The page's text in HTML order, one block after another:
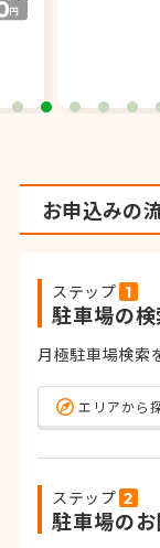
お申込みの
ステップ
駐車場の検
月極駐車場検索
エリアから
ステップ
駐車場の